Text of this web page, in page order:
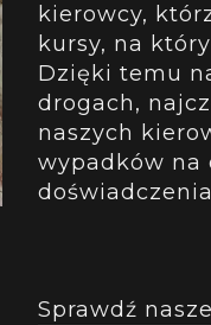
kierowcy,
kursy, na
Dzięki temu
drogach,
naszych
wypadków na
Sprawdź